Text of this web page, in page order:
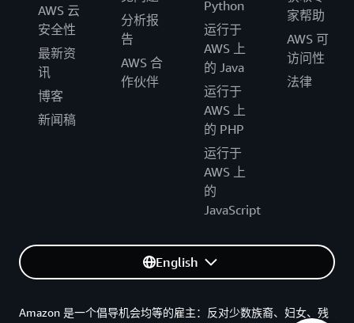
AWS 云
安全性
最新资
讯
博客
新闻稿
分析报
告
AWS 合
作伙伴
Python
运行于
AWS 上
的 Java
运行于
AWS 上
的 PHP
运行于
AWS 上
的
JavaScript
家帮助
AWS 可
访问性
法律
English
Amazon 是一个倡导机会均等的雇主：反对少数族裔、妇女、残